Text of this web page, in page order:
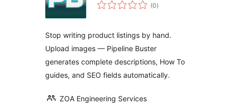
(0전
체)
Stop writing product listings by hand.
Upload images — Pipeline Buster
generates complete descriptions, How To
guides, and SEO fields automatically.
ZOA Engineering Services